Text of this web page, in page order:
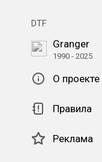
DTF
Granger
1990 - 2025
О проекте
Правила
Реклама